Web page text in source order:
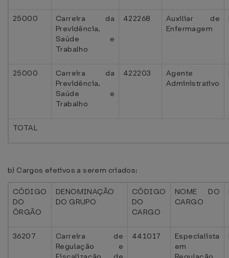
25000
Carreira da
Previdência,
Saúde e
Trabalho
422268
Auxiliar de
Enfermagem
25000
Carreira da
Previdência,
Saúde e
Trabalho
422203
Agente
Administrativo
TOTAL
b) Cargos efetivos a serem criados:
CÓDIGO
DO
ÓRGÃO
DENOMINAÇÃO
DO GRUPO
CÓDIGO
DO
CARGO
NOME DO
CARGO
36207
Carreira de
Regulação e
441017
Especialista
em